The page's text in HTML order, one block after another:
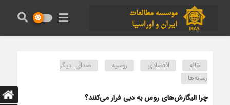
خانه اقتصادی روسیه
صدای دیگر
رسانه‌ها
چرا الیگارش‌های روس به دبی فرار می‌کنند؟